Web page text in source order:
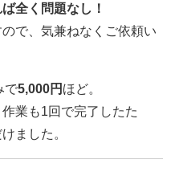
全く問題なし！
で、気兼ねなくご依頼い
で5,000円 ほど。
業も1回で完了したた
ました。